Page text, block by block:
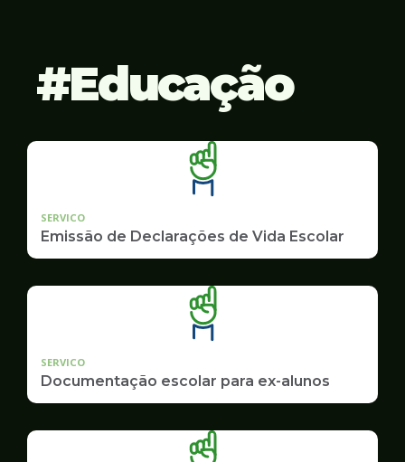
Educação
SERVICO
Emissão de Declarações de Vida Escolar
SERVICO
Documentação escolar para ex-alunos